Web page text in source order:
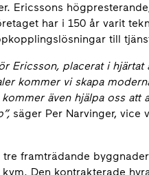
Ericssons
har i 150 år varit
till
Ericsson, placerat i
kommer vi skapa
även hjälpa oss att
säger Per Narvinger,
framträdande
Den kontrakterade